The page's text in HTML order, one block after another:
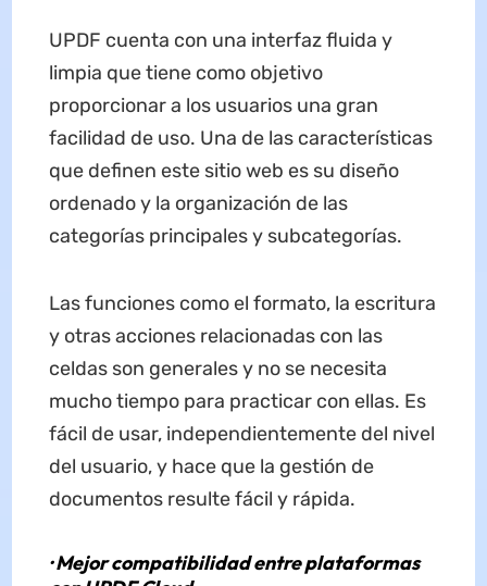
UPDF cuenta con una interfaz fluida y
limpia que tiene como objetivo
proporcionar a los usuarios una gran
facilidad de uso. Una de las características
que definen este sitio web es su diseño
ordenado y la organización de las
categorías principales y subcategorías.
Las funciones como el formato, la escritura
y otras acciones relacionadas con las
celdas son generales y no se necesita
mucho tiempo para practicar con ellas. Es
fácil de usar, independientemente del nivel
del usuario, y hace que la gestión de
documentos resulte fácil y rápida.
· Mejor compatibilidad entre plataformas